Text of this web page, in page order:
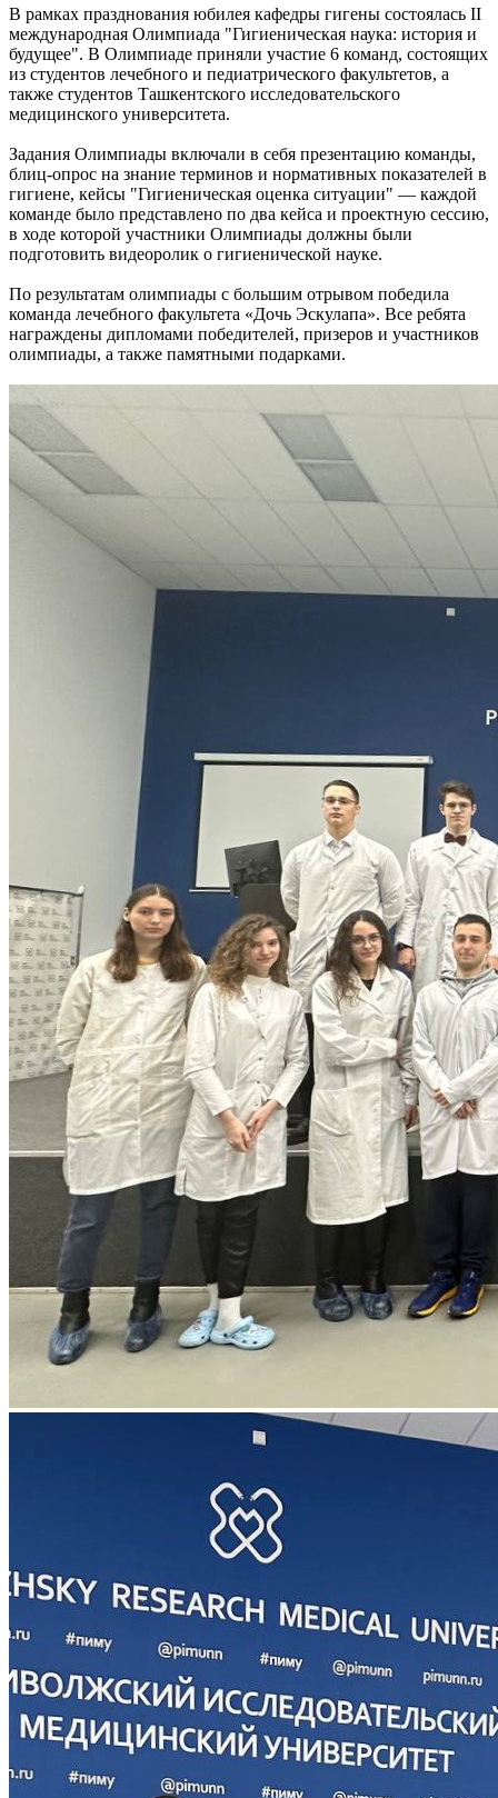
В рамках празднования юбилея кафедры гигены состоялась II
международная Олимпиада "Гигиеническая наука: история и
будущее". В Олимпиаде приняли участие 6 команд, состоящих
из студентов лечебного и педиатрического факультетов, а
также студентов Ташкентского исследовательского
медицинского университета.
Задания Олимпиады включали в себя презентацию команды,
блиц-опрос на знание терминов и нормативных показателей в
гигиене, кейсы "Гигиеническая оценка ситуации" — каждой
команде было представлено по два кейса и проектную сессию,
в ходе которой участники Олимпиады должны были
подготовить видеоролик о гигиенической науке.
По результатам олимпиады с большим отрывом победила
команда лечебного факультета «Дочь Эскулапа». Все ребята
награждены дипломами победителей, призеров и участников
олимпиады, а также памятными подарками.